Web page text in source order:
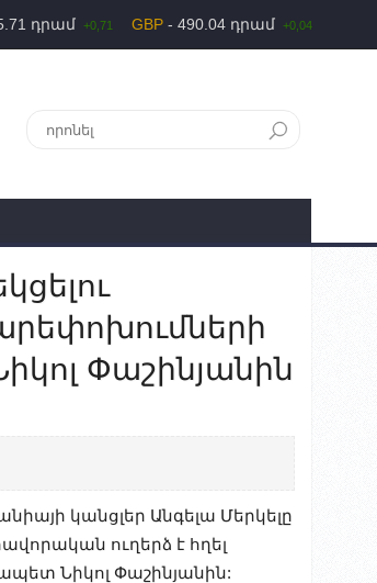
դրամ +0,71 GBP - 490.04 դրամ +0,04
Փաշինյանին
կանցլեր Անգելա Մերկելը
ուղերձ է հղել
Նիկոլ Փաշինյանին: